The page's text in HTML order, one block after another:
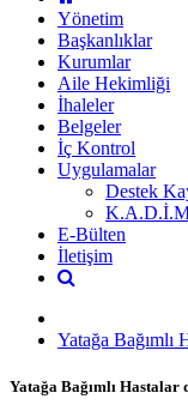
Yönetim
Başkanlıklar
Kurumlar
Aile Hekimliği
İhaleler
Belgeler
İç Kontrol
Uygulamalar
Destek
E-Bülten
İletişim
Yatağa Bağımlı
Yatağa Bağımlı